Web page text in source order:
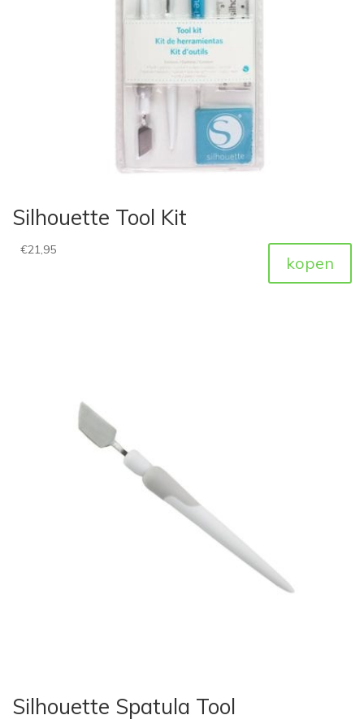
Silhouette Tool Kit
€21,95
kopen
Silhouette Spatula Tool